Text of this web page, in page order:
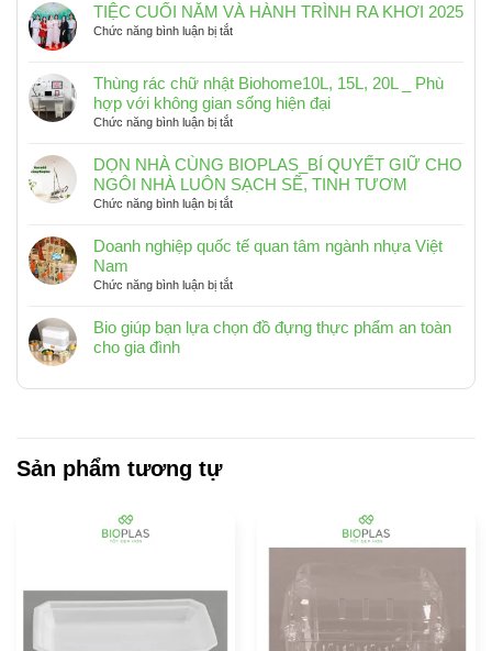
TIỆC CUỐI NĂM VÀ HÀNH TRÌNH RA KHƠI 2025
Chức năng bình luận bị tắtở
NĂM
VÀ
HÀNH
RA
KHƠI
Thùng rác chữ nhật Biohome10L, 15L, 20L _ Phù
hợp với không gian sống hiện đại
Chức năng bình luận bị tắtở
rác
chữ
nhật
20L
Phù
với
DỌN NHÀ CÙNG BIOPLAS_BÍ QUYẾT GIỮ CHO
NGÔI NHÀ LUÔN SẠCH SẼ, TINH TƯƠM
Chức năng bình luận bị tắtở
NHÀ
CÙNG
CHO
LUÔN
Doanh nghiệp quốc tế quan tâm ngành nhựa Việt
Nam
Chức năng bình luận bị tắtở
nghiệp
quốc
Bio giúp bạn lựa chọn đồ đựng thực phẩm an toàn
cho gia đình
có
Bio
chọn
thực
Sản phẩm tương tự